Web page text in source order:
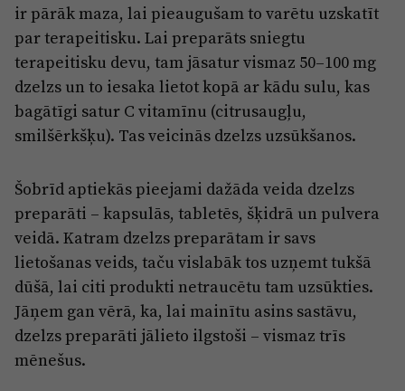
ir pārāk maza, lai pieaugušam to varētu uzskatīt
par terapeitisku. Lai preparāts sniegtu
terapeitisku devu, tam jāsatur vismaz 50–100 mg
dzelzs un to iesaka lietot kopā ar kādu sulu, kas
bagātīgi satur C vitamīnu (citrusaugļu,
smilšērkšķu). Tas veicinās dzelzs uzsūkšanos.
Šobrīd aptiekās pieejami dažāda veida dzelzs
preparāti – kapsulās, tabletēs, šķidrā un pulvera
veidā. Katram dzelzs preparātam ir savs
lietošanas veids, taču vislabāk tos uzņemt tukšā
dūšā, lai citi produkti netraucētu tam uzsūkties.
Jāņem gan vērā, ka, lai mainītu asins sastāvu,
dzelzs preparāti jālieto ilgstoši – vismaz trīs
mēnešus.